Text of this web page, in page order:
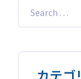
カテゴ